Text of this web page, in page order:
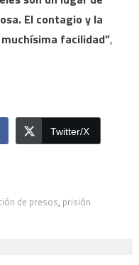
El contagio y la
facilidad”,
Twitter/X
de presos, prisión